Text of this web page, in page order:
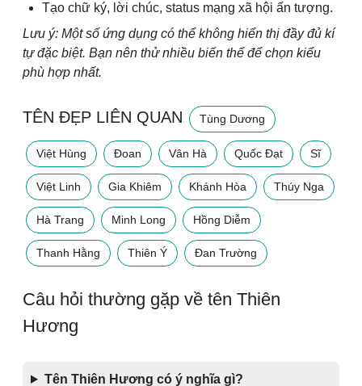
Tạo chữ ký, lời chúc, status mạng xã hội ấn tượng.
Lưu ý: Một số ứng dụng có thể không hiển thị đầy đủ kí
tự đặc biệt. Bạn nên thử nhiều biến thể để chọn kiểu
phù hợp nhất.
TÊN ĐẸP LIÊN QUAN Tùng Dương
Việt Hùng Đoan Vân Hà Quốc Đạt Sĩ
Việt Linh Gia Khiêm Khánh Hòa Thúy Nga
Hà Trang Minh Long Hồng Diễm
Thanh Hằng Thiên Ý Đan Trường
Câu hỏi thường gặp về tên Thiên
Hương
Tên Thiên Hương có ý nghĩa gì?